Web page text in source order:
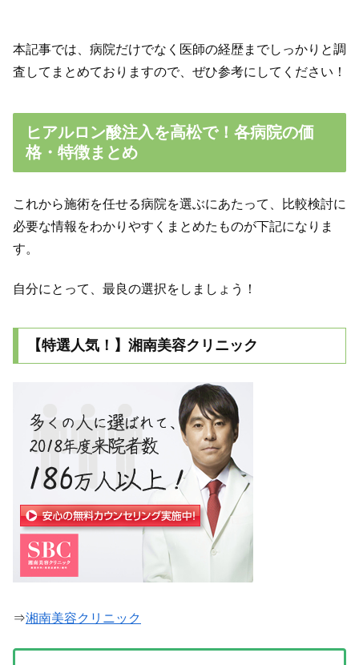
本記事では、病院だけでなく医師の経歴までしっかりと調
査してまとめておりますので、ぜひ参考にしてください！
ヒアルロン酸注入を高松で！各病院の価
格・特徴まとめ
これから施術を任せる病院を選ぶにあたって、比較検討に
必要な情報をわかりやすくまとめたものが下記になりま
す。
自分にとって、最良の選択をしましょう！
【特選人気！】湘南美容クリニック
⇒湘南美容クリニック